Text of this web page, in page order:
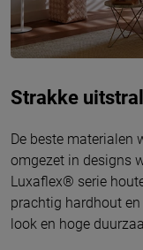
Strakke
De beste materialen
omgezet in designs
Luxaflex® serie
prachtig hardhout
look en hoge